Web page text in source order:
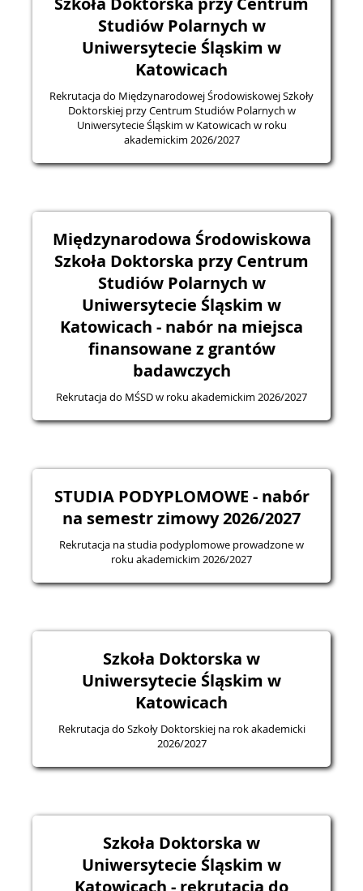
Studiów Polarnych w
Uniwersytecie Śląskim w
Katowicach
Rekrutacja do Międzynarodowej Środowiskowej Szkoły
Doktorskiej przy Centrum Studiów Polarnych w
Uniwersytecie Śląskim w Katowicach w roku
akademickim 2026/2027
Międzynarodowa Środowiskowa
Szkoła Doktorska przy Centrum
Studiów Polarnych w
Uniwersytecie Śląskim w
Katowicach - nabór na miejsca
finansowane z grantów
badawczych
Rekrutacja do MŚSD w roku akademickim 2026/2027
STUDIA PODYPLOMOWE - nabór
na semestr zimowy 2026/2027
Rekrutacja na studia podyplomowe prowadzone w
roku akademickim 2026/2027
Szkoła Doktorska w
Uniwersytecie Śląskim w
Katowicach
Rekrutacja do Szkoły Doktorskiej na rok akademicki
2026/2027
Szkoła Doktorska w
Uniwersytecie Śląskim w
Katowicach - rekrutacja do